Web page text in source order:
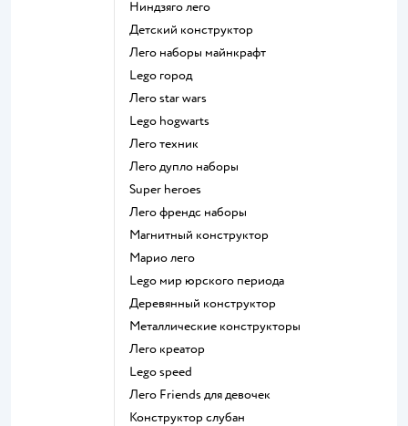
Ниндзяго лего
Детский конструктор
Лего наборы майнкрафт
Lego город
Лего star wars
Lego hogwarts
Лего техник
Лего дупло наборы
Super heroes
Лего френдс наборы
Магнитный конструктор
Марио лего
Lego мир юрского периода
Деревянный конструктор
Металлические конструкторы
Лего креатор
Lego speed
Лего Friends для девочек
Конструктор слубан